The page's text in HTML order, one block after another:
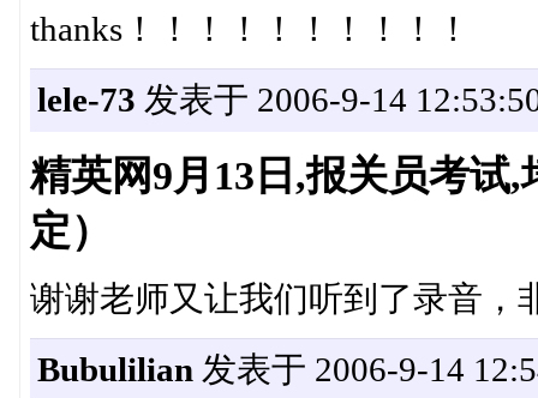
thanks！！！！！！！！！！
lele-73 发表于 2006-9-14
精英网9月13日,报关员考试
定）
谢谢老师又让我们听到了录音，
Bubulilian 发表于 2006-9-14